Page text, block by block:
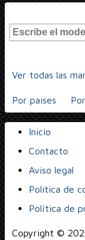
Ver todas las
Por paises
Inicio
Contacto
Aviso legal
Politica de
Política de
Copyright ©